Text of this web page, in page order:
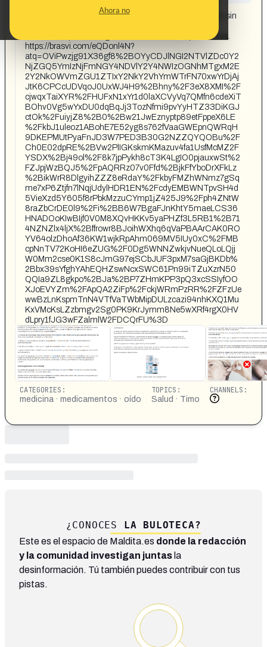
Ahora no
En solo 28 días, es posible escuchar incluso un susurro sin
confirmado por investigaciones médicas independientes.
https://brasvi.com/eQDonl4N?
atq=OViPwzjg91X36gf8%2BOYyCDJlNGI2NTVlZDc0Y2
NjZGQ5YmIzNjFmNGY4NDVlY2Y4NWIzOGNhMTgxM2E
2Y2NkOWVmZGU1ZTIxY2NkY2VhYmWTrFN70xwYrDjAj
JtK6CPCcUDVqoJ0UxWJ4H9%2Bhny%2F3eX8XMI%2F
cjwqxTaiXYR%2FHUFxN1xYr1d0laXCVyVq7QMfn6cdeXiT
BOhv0Vg5wYxDU0dqBqJj3TozNfmi9pvYyHTZ33DiKGJ
ctOk%2FuiyjZ8%2B0%2Bw21JwEznyptp89etFppeX6LE
%2FkbJ1uleoz1ABohE7E52yg8s762fVaaGWEpnQWRqH
9DKEPMUtPyaFnJD3W7PED3B30G2NZZQYQOBu%2F
Ch0E02dpRE%2BVw2PlIGKskmKMazuv4fa1UsfMcMZ2F
YSDX%2Bj49ol%2F8k7jpPykh8cT3K4LgIO0pjauxwSt%2
FZJpjWzBQJ5%2FpAQRRz07v0Ffd%2BjkFfYboDrXFkLz
%2BikWrR8DlgyihZZZ8eRdaY%2FkbyFMZhWNmz7gSq
me7xP6Ztjfn7lNqjUdylHDR1EN%2FcdyEMBWNTpvSH4d
5VieXzd5Y605f8rPbkMzzuCYmp1jZ425J9%2Fph4ZNtW
8raZbCrDE0l9%2Fi%2BB6W7BgaFJnKhtY5maeLCS36
HNADOoKIwBIjf0V0M8XQvHKKv5yaPHZf3L5RB1%2B71
4NZNZlx4ljX%2Bffrowr8BJoihWXhq6qVaPBAArCAK0RO
YV64olzDhoAf36KW1wjkRpAhm069MV5IUy0xC%2FMB
cpNnTV72KoHI6eZUG%2F0Dg5WNNZwkjvNueQLoLQjj
W0Mm2cse0K1S8cJmG97ejSCbJUF3pxM7saGjBKDb%
2Bbx39sYfghYAhEQHZswNcxSWC61Pn99iTZuXzrN50
QQIa9ZL8gkpo%2BJa%2BP7ZHmKPP3pQ3xcSSIyfOO
XJoEVYZm%2FApQA2ZiFp%2FckjWRmPzRR%2FZFzUe
wwBzLnKspmTnN4VTfVaTWbMipDULzcazi94nhKXQ1Mu
KxVMcKsLZzbmgv2Sg0PK9KrJymm8Ne5wXRf4rgX0HV
dLpry1fJG3wFZalmlW2FDCQrFU%3D
CATEGORIES:
medicina · medicamentos · oído
TOPICS:
Salud · Timo
CHANNELS:
¿CONOCES LA BULOTECA?
Este es el espacio de Maldita.es donde la redacción
y la comunidad investigan juntas la
desinformación. Tú también puedes contribuir con tus
pistas.